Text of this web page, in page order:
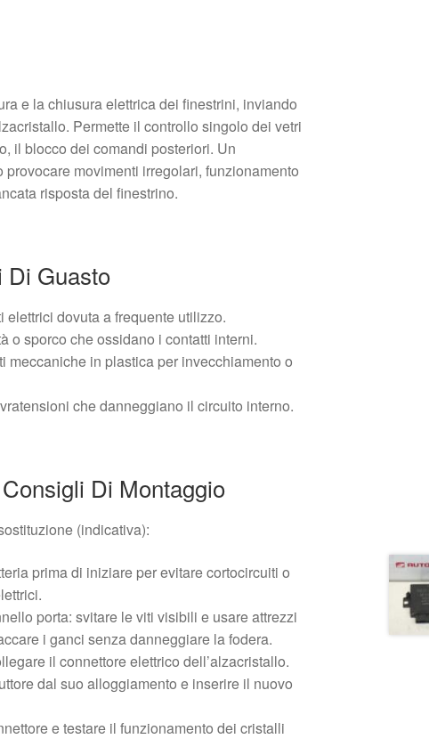
e la chiusura elettrica dei finestrini, inviando
Permette il controllo singolo dei vetri
il blocco dei comandi posteriori. Un
provocare movimenti irregolari, funzionamento
risposta del finestrino.
Di Guasto
elettrici dovuta a frequente utilizzo.
o sporco che ossidano i contatti interni.
meccaniche in plastica per invecchiamento o
che danneggiano il circuito interno.
Di Montaggio
(indicativa):
prima di iniziare per evitare cortocircuiti o
porta: svitare le viti visibili e usare attrezzi
i ganci senza danneggiare la fodera.
il connettore elettrico dell’alzacristallo.
dal suo alloggiamento e inserire il nuovo
e testare il funzionamento dei cristalli